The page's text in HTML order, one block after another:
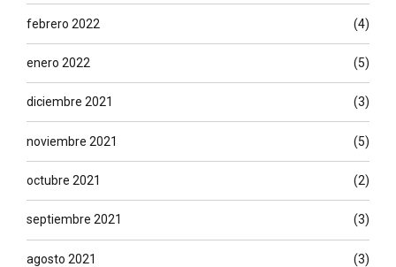
febrero 2022 (4)
enero 2022 (5)
diciembre 2021 (3)
noviembre 2021 (5)
octubre 2021 (2)
septiembre 2021 (3)
agosto 2021 (3)